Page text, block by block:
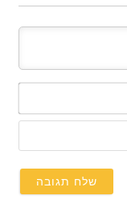
אימייל